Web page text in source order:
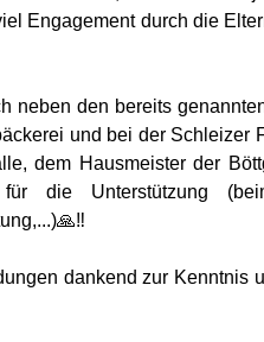
Engagement durch die
neben den bereits
und bei der Schleizer
dem Hausmeister der
für die Unterstützung
dankend zur Kenntnis